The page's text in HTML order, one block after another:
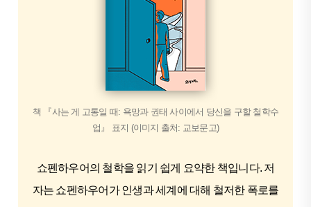
책 『사는 게 고통일 때: 욕망과 권태 사이에서 당신을 구할 철학수
업』 표지 (이미지 출처: 교보문고)
쇼펜하우어의 철학을 읽기 쉽게 요약한 책입니다. 저
자는 쇼펜하우어가 인생과 세계에 대해 철저한 폭로를